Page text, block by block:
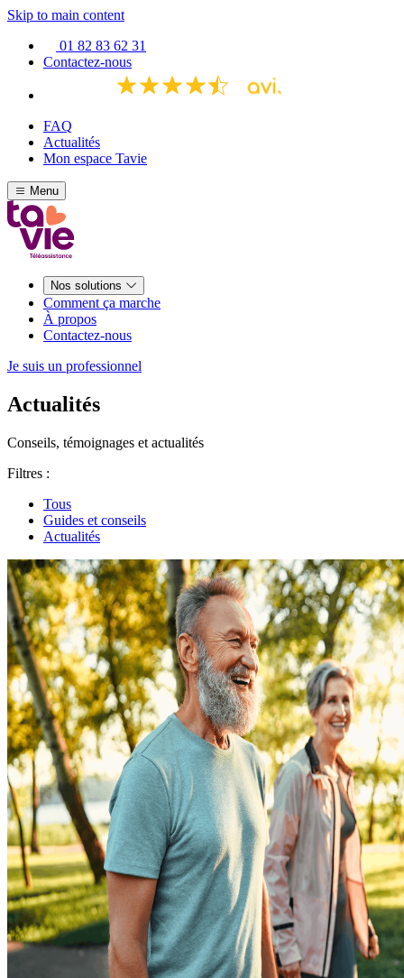
Skip to main content
01 82 83 62 31
Contactez-nous
FAQ
Actualités
Mon espace Tavie
Menu
Nos solutions
Comment ça marche
À propos
Contactez-nous
Je suis un professionnel
Actualités
Conseils, témoignages et actualités
Filtres :
Tous
Guides et conseils
Actualités